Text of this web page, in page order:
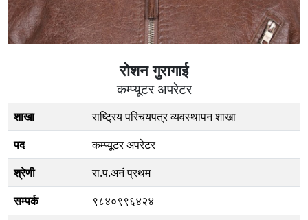
रोशन गुरागाई
कम्प्यूटर अपरेटर
शाखा
राष्ट्रिय परिचयपत्र व्यवस्थापन शाखा
पद
कम्प्यूटर अपरेटर
श्रेणी
रा.प.अनं प्रथम
सम्पर्क
९८४०९९६४२४